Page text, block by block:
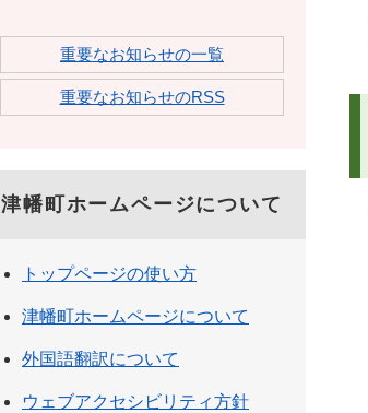
重要なお知らせの一覧
重要なお知らせのRSS
津幡町ホームページについて
トップページの使い方
津幡町ホームページについて
外国語翻訳について
ウェブアクセシビリティ方針